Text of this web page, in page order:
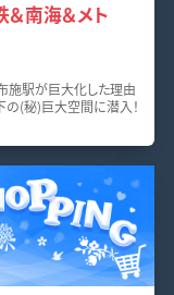
南海＆メト
施駅が巨大化した理由
(秘)巨大空間に潜入！